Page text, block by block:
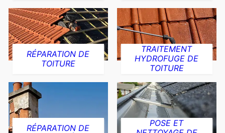
RÉPARATION DE
TOITURE
TRAITEMENT
HYDROFUGE DE
TOITURE
RÉPARATION DE
POSE ET